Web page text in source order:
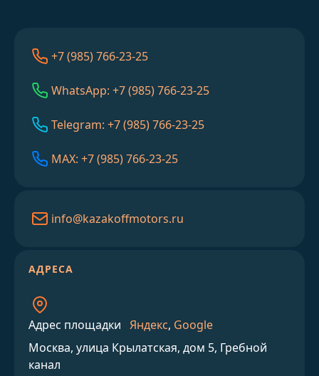
+7 (985) 766-23-25
WhatsApp: +7 (985) 766-23-25
Telegram: +7 (985) 766-23-25
MAX: +7 (985) 766-23-25
info@kazakoffmotors.ru
АДРЕСА
Адрес площадки Яндекс, Google
Москва, улица Крылатская, дом 5, Гребной
канал